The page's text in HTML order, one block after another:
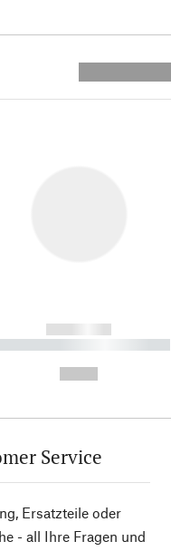
------------
----------- ----------
Service
Ersatzteile oder
- all Ihre Fragen und